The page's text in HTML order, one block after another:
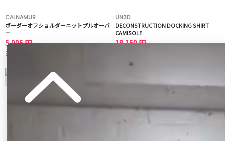
CALNAMUR
ボーダーオフショルダーニットプルオーバ
ー
5,005 円
30%OFF
UN3D.
DECONSTRUCTION DOCKING SHIRT
CAMISOLE
18,150 円